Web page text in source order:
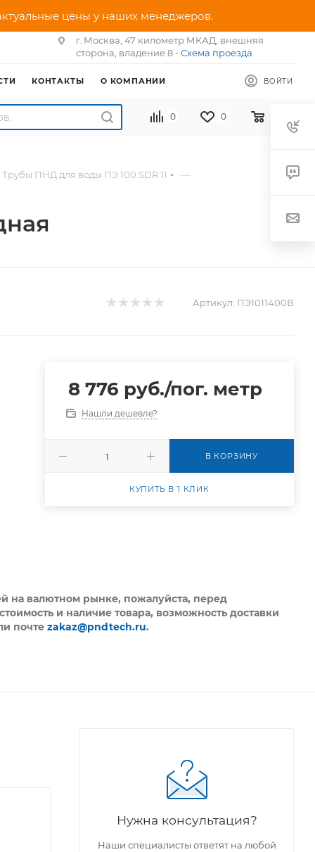
цены у наших менеджеров.
г. Москва, 47 километр МКАД, внешняя
сторона, владение 8 - Схема проезда
ВОЙТИ
КОНТАКТЫ О КОМПАНИИ
0 0
Трубы ПНД для воды ПЭ 100 SDR 11 —
Артикул: ПЭ1011400В
8 776 руб./пог. метр
Нашли дешевле?
В КОРЗИНУ
КУПИТЬ В 1 КЛИК
на валютном рынке, пожалуйста, перед
и наличие товара, возможность доставки
почтеzakaz@pndtech.ru.
Нужна консультация?
Наши специалисты ответят на любой